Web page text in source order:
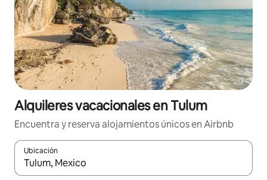
Alquileres vacacionales en Tulum
Encuentra y reserva alojamientos únicos en Airbnb
Ubicación
Cuando los resultados estén disponibles, navega con las